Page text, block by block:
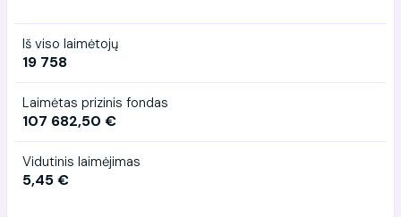
Iš viso laimėtojų
19 758
Laimėtas prizinis fondas
107 682,50 €
Vidutinis laimėjimas
5,45 €